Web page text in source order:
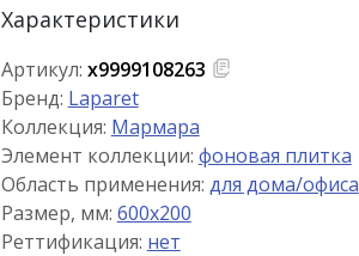
Характеристики
Артикул: х9999108263
Бренд: Laparet
Коллекция: Мармара
Элемент коллекции: фоновая плитка
Область применения: для дома/офиса
Размер, мм: 600x200
Реттификация: нет